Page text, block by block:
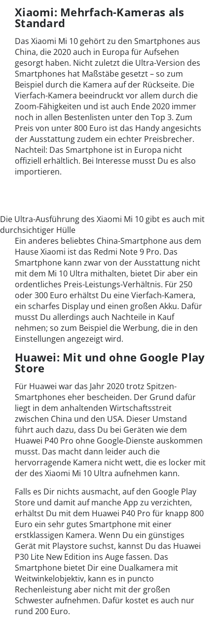
Xiaomi: Mehrfach-Kameras als
Standard
Das Xiaomi Mi 10 gehört zu den Smartphones aus
China, die 2020 auch in Europa für Aufsehen
gesorgt haben. Nicht zuletzt die Ultra-Version des
Smartphones hat Maßstäbe gesetzt – so zum
Beispiel durch die Kamera auf der Rückseite. Die
Vierfach-Kamera beeindruckt vor allem durch die
Zoom-Fähigkeiten und ist auch Ende 2020 immer
noch in allen Bestenlisten unter den Top 3. Zum
Preis von unter 800 Euro ist das Handy angesichts
der Ausstattung zudem ein echter Preisbrecher.
Nachteil: Das Smartphone ist in Europa nicht
offiziell erhältlich. Bei Interesse musst Du es also
importieren.
Die Ultra-Ausführung des Xiaomi Mi 10 gibt es auch mit
durchsichtiger Hülle
Ein anderes beliebtes China-Smartphone aus dem
Hause Xiaomi ist das Redmi Note 9 Pro. Das
Smartphone kann zwar von der Ausstattung nicht
mit dem Mi 10 Ultra mithalten, bietet Dir aber ein
ordentliches Preis-Leistungs-Verhältnis. Für 250
oder 300 Euro erhältst Du eine Vierfach-Kamera,
ein scharfes Display und einen großen Akku. Dafür
musst Du allerdings auch Nachteile in Kauf
nehmen; so zum Beispiel die Werbung, die in den
Einstellungen angezeigt wird.
Huawei: Mit und ohne Google Play
Store
Für Huawei war das Jahr 2020 trotz Spitzen-
Smartphones eher bescheiden. Der Grund dafür
liegt in dem anhaltenden Wirtschaftsstreit
zwischen China und den USA. Dieser Umstand
führt auch dazu, dass Du bei Geräten wie dem
Huawei P40 Pro ohne Google-Dienste auskommen
musst. Das macht dann leider auch die
hervorragende Kamera nicht wett, die es locker mit
der des Xiaomi Mi 10 Ultra aufnehmen kann.
Falls es Dir nichts ausmacht, auf den Google Play
Store und damit auf manche App zu verzichten,
erhältst Du mit dem Huawei P40 Pro für knapp 800
Euro ein sehr gutes Smartphone mit einer
erstklassigen Kamera. Wenn Du ein günstiges
Gerät mit Playstore suchst, kannst Du das Huawei
P30 Lite New Edition ins Auge fassen. Das
Smartphone bietet Dir eine Dualkamera mit
Weitwinkelobjektiv, kann es in puncto
Rechenleistung aber nicht mit der großen
Schwester aufnehmen. Dafür kostet es auch nur
rund 200 Euro.